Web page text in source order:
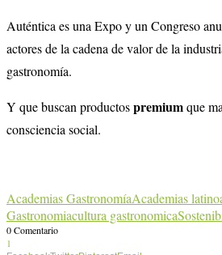
Auténtica es una Expo y un Congreso
actores de la cadena de valor de la
gastronomía.
Y que buscan productospremiumque
consciencia social.
Academias GastronomíaAcademias
Gastronomiacultura gastronomica
0 Comentario
1